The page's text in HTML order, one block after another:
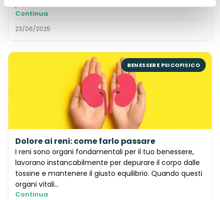
Continua
23/06/2025
BENESSERE PSICOFISICO
Dolore ai reni: come farlo passare
I reni sono organi fondamentali per il tuo benessere,
lavorano instancabilmente per depurare il corpo dalle
tossine e mantenere il giusto equilibrio. Quando questi
organi vitali...
Continua